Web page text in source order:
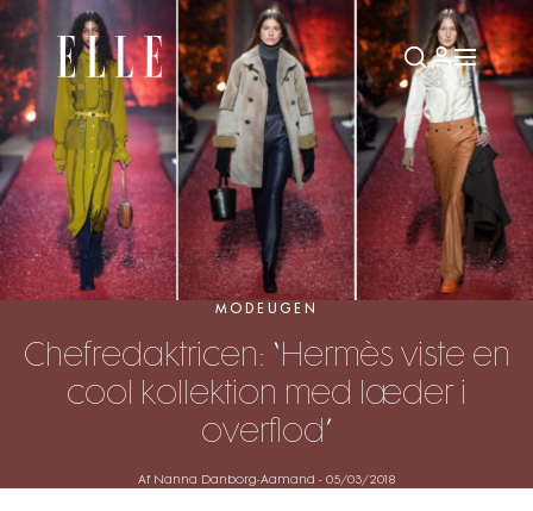
MODEUGEN
Chefredaktricen: “Hermès viste en
cool kollektion med læder i
overflod”
Af Nanna Danborg-Aamand - 05/03/2018